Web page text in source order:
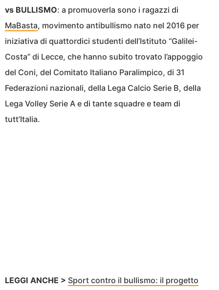
vs BULLISMO: a promuoverla sono i ragazzi di
MaBasta, movimento antibullismo nato nel 2016 per
iniziativa di quattordici studenti dell’Istituto “Galilei-
Costa” di Lecce, che hanno subito trovato l’appoggio
del Coni, del Comitato Italiano Paralimpico, di 31
Federazioni nazionali, della Lega Calcio Serie B, della
Lega Volley Serie A e di tante squadre e team di
tutt’Italia.
LEGGI ANCHE > Sport contro il bullismo: il progetto